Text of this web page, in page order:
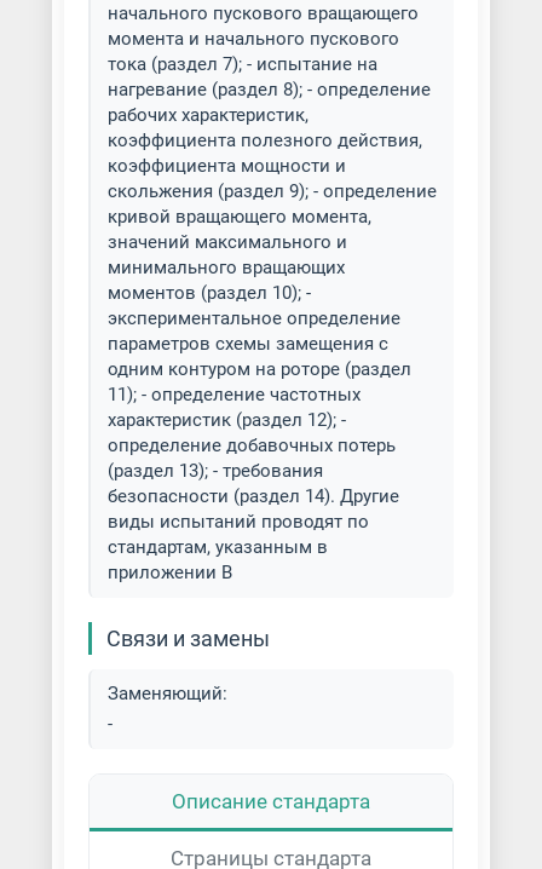
начального пускового вращающего
момента и начального пускового
тока (раздел 7); - испытание на
нагревание (раздел 8); - определение
рабочих характеристик,
коэффициента полезного действия,
коэффициента мощности и
скольжения (раздел 9); - определение
кривой вращающего момента,
значений максимального и
минимального вращающих
моментов (раздел 10); -
экспериментальное определение
параметров схемы замещения с
одним контуром на роторе (раздел
11); - определение частотных
характеристик (раздел 12); -
определение добавочных потерь
(раздел 13); - требования
безопасности (раздел 14). Другие
виды испытаний проводят по
стандартам, указанным в
приложении В
Связи и замены
Заменяющий:
-
Описание стандарта
Страницы стандарта